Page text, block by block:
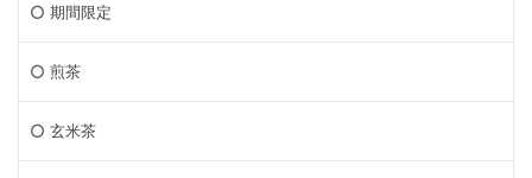
期間限定
煎茶
玄米茶